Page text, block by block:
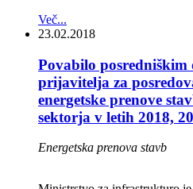
Več...
23.02.2018
Povabilo
prijavitelja za
energetske prenove
sektorja v letih 2018,
Energetska prenova stavb